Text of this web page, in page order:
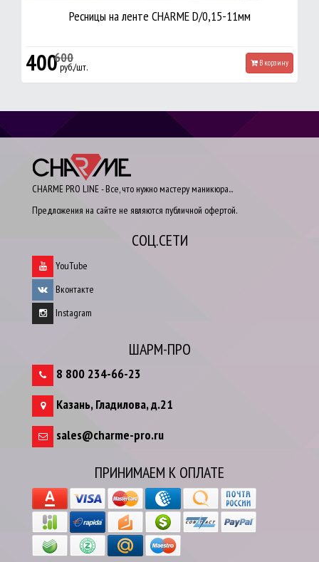
600
Ресницы на ленте CHARME D/0,15-11мм
400руб./шт. В корзину
CHARME PRO LINE - Все, что нужно мастеру маникюра...
Предложения на сайте не являются публичной офертой.
СОЦ.СЕТИ
YouTube
Вконтакте
Instagram
ШАРМ-ПРО
8 800 234-66-23
Казань,Гладилова, д.21
sales@charme-pro.ru
ПРИНИМАЕМ К ОПЛАТЕ